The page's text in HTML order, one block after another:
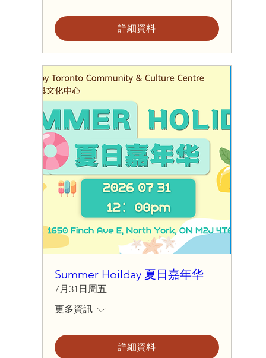
詳細資料
Summer Hoilday 夏日嘉年华
7月31日周五
更多資訊
詳細資料